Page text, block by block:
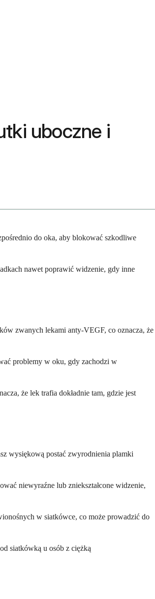
uboczne i
do oka, aby blokować szkodliwe
nawet poprawić widzenie, gdy inne
zwanych lekami anty-VEGF, co oznacza, że
problemy w oku, gdy zachodzi w
że lek trafia dokładnie tam, gdzie jest
wysiękową postać zwyrodnienia plamki
niewyraźne lub zniekształcone widzenie,
w siatkówce, co może prowadzić do
siatkówką u osób z ciężką